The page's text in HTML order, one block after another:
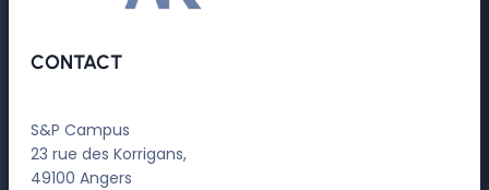
CONTACT
S&P Campus
23 rue des Korrigans,
49100 Angers